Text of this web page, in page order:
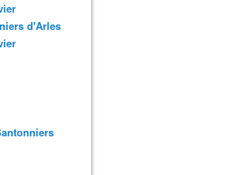
d'Arles